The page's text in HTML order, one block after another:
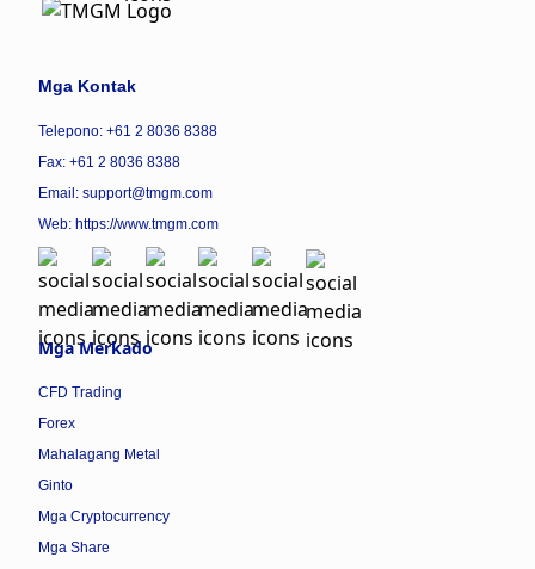
Mga Kontak
Telepono: +61 2 8036 8388
Fax: +61 2 8036 8388
Email: support@tmgm.com
Web: https://www.tmgm.com
Mga Merkado
CFD Trading
Forex
Mahalagang Metal
Ginto
Mga Cryptocurrency
Mga Share